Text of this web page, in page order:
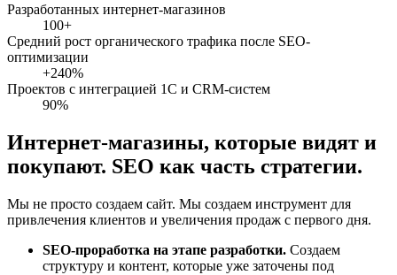
Разработанных интернет-магазинов
100+
Средний рост органического трафика после SEO-
оптимизации
+240%
Проектов с интеграцией 1С и CRM-систем
90%
Интернет-магазины, которые видят и
покупают. SEO как часть стратегии.
Мы не просто создаем сайт. Мы создаем инструмент для
привлечения клиентов и увеличения продаж с первого дня.
SEO-проработка на этапе разработки. Создаем
структуру и контент, которые уже заточены под